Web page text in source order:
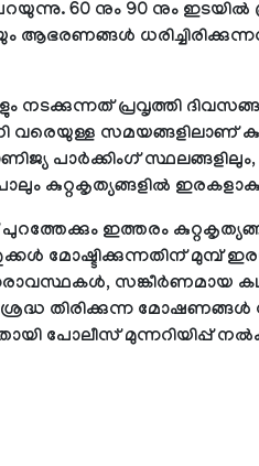
60 നും 90 നും ഇടയില്‍
ആഭരണങ്ങള്‍
നടക്കുന്നത് പ്രവൃത്തി
വരെയുള്ള സമയങ്ങളിലാണ്
പാര്‍ക്കിംഗ് സ്ഥലങ്ങളിലും,
കുറ്റകൃത്യങ്ങളില്‍
ഇത്തരം
മോഷ്ടിക്കുന്നതിന് മുമ്പ്
സങ്കീര്‍ണമായ
ശ്രദ്ധ തിരിക്കുന്ന
പോലീസ് മുന്നറിയിപ്പ്